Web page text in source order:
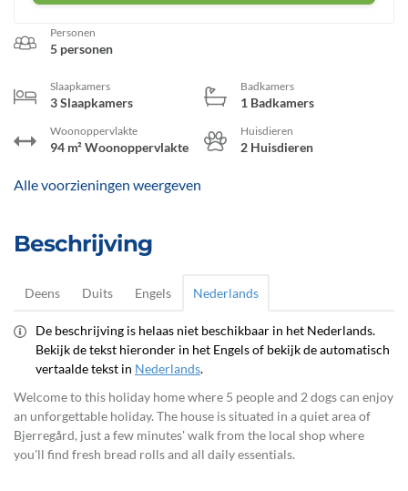
Personen
5 personen
Slaapkamers
3 Slaapkamers
Badkamers
1 Badkamers
Woonoppervlakte
94 m² Woonoppervlakte
Huisdieren
2 Huisdieren
Alle voorzieningen weergeven
Beschrijving
Deens Duits Engels Nederlands
De beschrijving is helaas niet beschikbaar in het Nederlands.
Bekijk de tekst hieronder in het Engels of bekijk de automatisch
vertaalde tekst in Nederlands.
Welcome to this holiday home where 5 people and 2 dogs can enjoy
an unforgettable holiday. The house is situated in a quiet area of
Bjerregård, just a few minutes' walk from the local shop where
you'll find fresh bread rolls and all daily essentials.